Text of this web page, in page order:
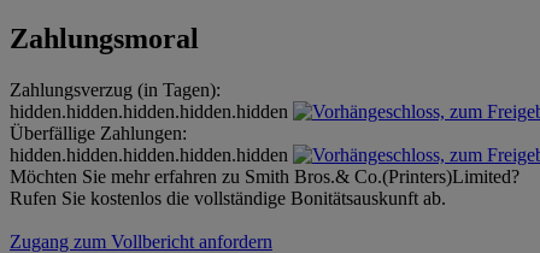
Zahlungsmoral
Zahlungsverzug (in Tagen):
hidden.hidden.hidden.hidden.hidden
Überfällige Zahlungen:
hidden.hidden.hidden.hidden.hidden
Möchten Sie mehr erfahren zu Smith Bros.& Co.(Printers)Limited?
Rufen Sie kostenlos die vollständige Bonitätsauskunft ab.
Zugang zum Vollbericht anfordern